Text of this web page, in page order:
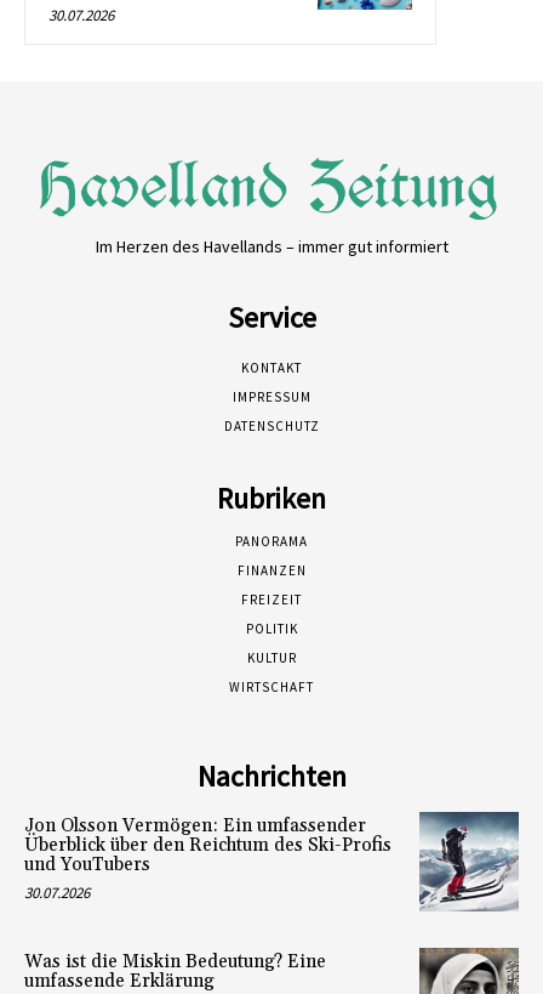
30.07.2026
Im Herzen des Havellands – immer gut informiert
Service
KONTAKT
IMPRESSUM
DATENSCHUTZ
Rubriken
PANORAMA
FINANZEN
FREIZEIT
POLITIK
KULTUR
WIRTSCHAFT
Nachrichten
Jon Olsson Vermögen: Ein umfassender
Überblick über den Reichtum des Ski-Profis
und YouTubers
30.07.2026
Was ist die Miskin Bedeutung? Eine
umfassende Erklärung